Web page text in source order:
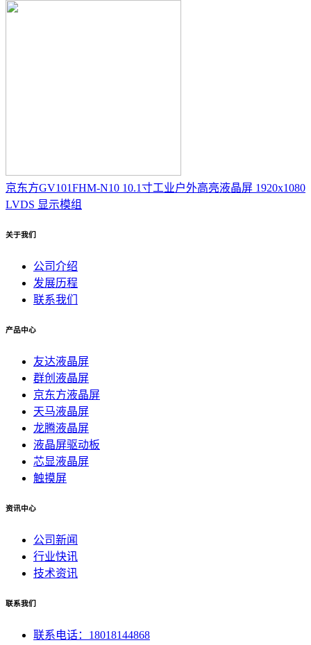
京东方GV101FHM-N10 10.1寸工业户外高亮液晶屏 1920x1080
LVDS 显示模组
关于我们
公司介绍
发展历程
联系我们
产品中心
友达液晶屏
群创液晶屏
京东方液晶屏
天马液晶屏
龙腾液晶屏
液晶屏驱动板
芯显液晶屏
触摸屏
资讯中心
公司新闻
行业快讯
技术资讯
联系我们
联系电话：18018144868